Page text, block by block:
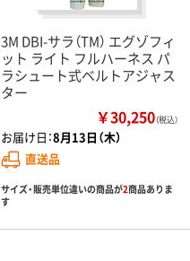
3M DBI-サラ（TM） エグゾフィ
ット ライト フルハーネス パ
ラシュート式ベルトアジャス
ター
￥30,250（税込）
お届け日：8月13日（木）
直送品
サイズ・販売単位違いの商品が2商品ありま
す